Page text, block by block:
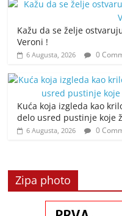
Kažu da se želje
Veroni !
6 Augusta, 2026 0
Kuća koja izgleda kao
delo usred pustinje koje
6 Augusta, 2026 0
Zipa photo